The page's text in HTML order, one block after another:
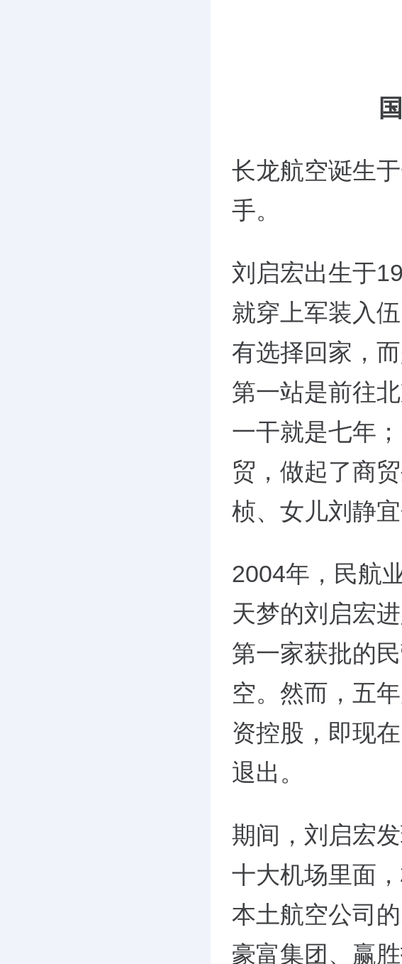
长龙航空诞生
手。
刘启宏出生于
就穿上军装入
有选择回家，
第一站是前往
一干就是七年
贸，做起了商
桢、女儿刘静
2004年，民航
天梦的刘启宏
第一家获批的
空。然而，五
资控股，即现
退出。
期间，刘启宏
十大机场里面
本土航空公司
豪富集团、赢